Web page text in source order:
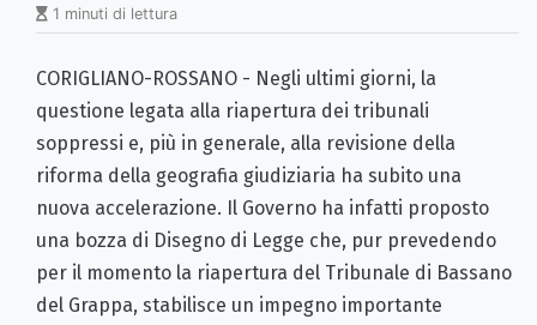
1 minuti di lettura
CORIGLIANO-ROSSANO - Negli ultimi giorni, la
questione legata alla riapertura dei tribunali
soppressi e, più in generale, alla revisione della
riforma della geografia giudiziaria ha subito una
nuova accelerazione. Il Governo ha infatti proposto
una bozza di Disegno di Legge che, pur prevedendo
per il momento la riapertura del Tribunale di Bassano
del Grappa, stabilisce un impegno importante